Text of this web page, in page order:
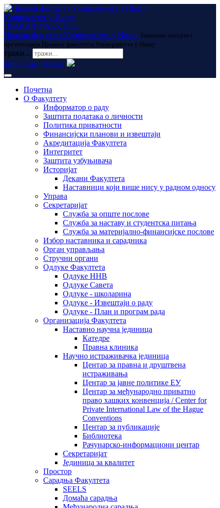
Универзитет у Нишу
ПРАВНИ ФАКУЛТЕТ
Правни факултет Универзитета у Нишу Званична интернет
презентација Правног факултета Универзитета у Нишу
тражи...
ћирилица latinica
Почетна
О Факултету
Информатор о раду
Заштита података о личности
Политика приватности
Финансијски планови и извештаји
Акредитација Факултета
Интегритет
Заштита узбуњивача
Историјат
Декани Факултета
Наставници који више нису у радном односу
Управа
Секретаријат
Служба за опште послове
Служба за наставу и студентска питања
Служба за материјално-финансијске послове
Избор наставника и сарадника
Oрган управљања
Стручни органи
Одлуке Факултета
Одлуке ННВ
Одлуке Савета
Одлуке - школарина
Одлуке - Извештаји о раду
Одлуке - План и програм рада
Организација Факултета
Наставно научна јединица
Катедре
Правна клиника
Научно истраживачка јединица
Центар за правна и друштвена
истраживања
Центар за јавне политике ЕУ
Центар за међународно приватно
право хашких конвенција / Center for
Private International Law of the Hague
Conventions
Центар за публикације
Библиотека
Рачунарско-информациони центар
Секретаријат
Јединица за квалитет
Простор
Сарадња Факултета
SEELS
Домаћа сарадња